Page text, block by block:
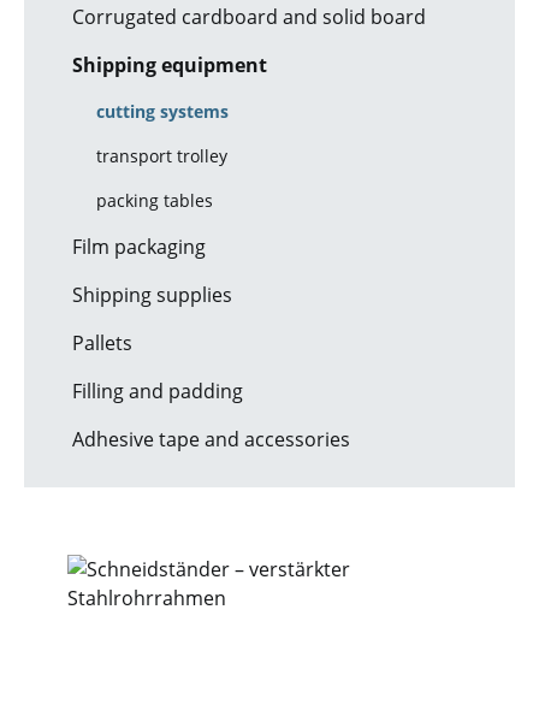
Corrugated cardboard and solid board
Shipping equipment
cutting systems
transport trolley
packing tables
Film packaging
Shipping supplies
Pallets
Filling and padding
Adhesive tape and accessories